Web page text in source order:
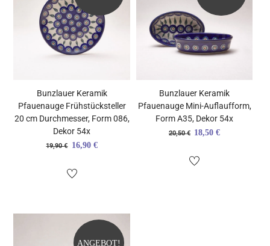
Bunzlauer Keramik
Pfauenauge Frühstücksteller
20 cm Durchmesser, Form 086,
Dekor 54x
19,90€ Ursprünglicher
war:
16,90 €Aktueller
Bunzlauer Keramik
Pfauenauge Mini-Auflaufform,
Form A35, Dekor 54x
20,50€ Ursprünglicher
war:
18,50€Aktueller
ANGEBOT!